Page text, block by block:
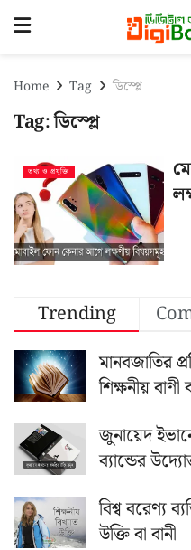
Home Tag ডিস্প্লে
Tag:ডিস্প্লে
তথ্য ও প্রযুক্তি
Trending
মানবজাতির
শিক্ষনীয়
জুনায়েদ
ব্যান্ডের
বিশ্ব বরেণ্য
উক্তি বা বানী